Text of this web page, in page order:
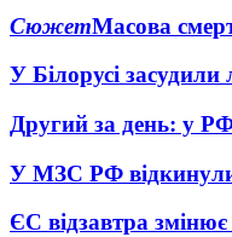
СюжетМасова
У Білорусі
Другий за день: у
У МЗС РФ відкинули
ЄС відзавтра